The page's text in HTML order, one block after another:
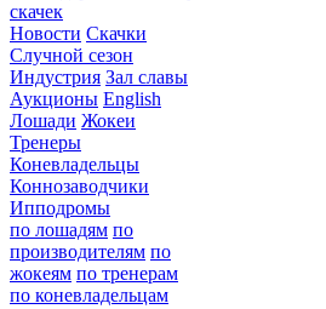
скачек
Новости Скачки
Случной сезон
Индустрия Зал славы
Аукционы English
Лошади Жокеи
Тренеры
Коневладельцы
Коннозаводчики
Ипподромы
по лошадям по
производителям по
жокеям по тренерам
по коневладельцам